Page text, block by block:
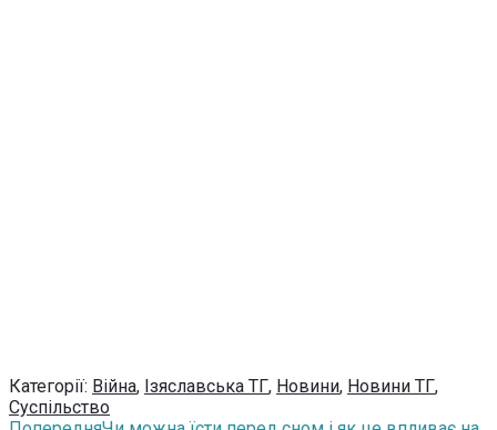
Категорії: Війна, Ізяславська ТГ, Новини, Новини ТГ,
Суспільство